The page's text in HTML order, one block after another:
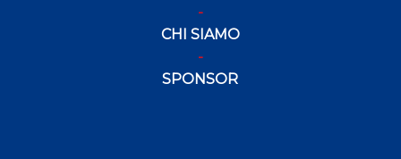
CHI SIAMO
SPONSOR